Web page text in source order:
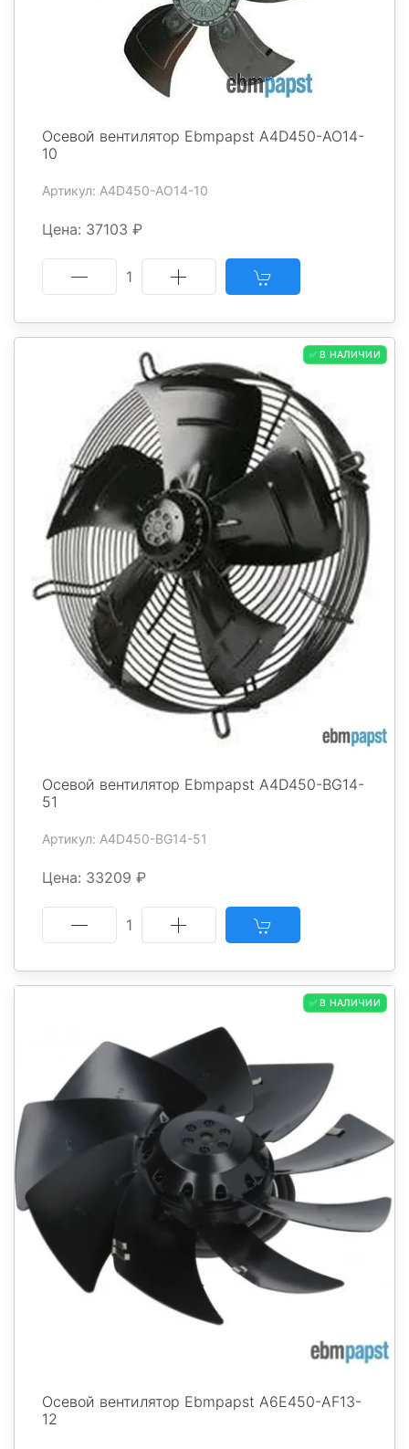
Осевой вентилятор Ebmpapst A4D450-AO14-
10
Артикул: A4D450-AO14-10
Цена: 37103 ₽
1
✅ В НАЛИЧИИ
Осевой вентилятор Ebmpapst A4D450-BG14-
51
Артикул: A4D450-BG14-51
Цена: 33209 ₽
1
✅ В НАЛИЧИИ
Осевой вентилятор Ebmpapst A6E450-AF13-
12